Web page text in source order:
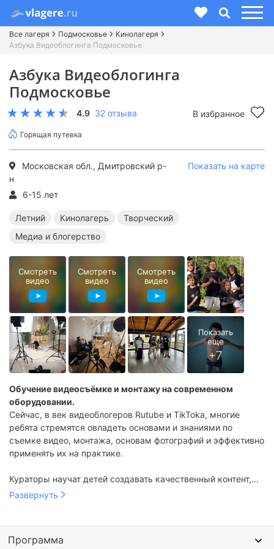
Все лагеря Подмосковье
Кинолагеря
Азбука Видеоблогинга Подмосковье
Азбука Видеоблогинга
Подмосковье
4.9 32 отзыва В избранное
Горящая путевка
Московская обл., Дмитровский р-
н
Показать на карте
6-15 лет
Летний Кинолагерь
Творческий
Медиа и блогерство
Обучение видеосъёмке и монтажу на современном
оборудовании.
Сейчас, в век видеоблогеров Rutube и TikToka, многие
ребята стремятся овладеть основами и знаниями по
съемке видео, монтажа, основам фотографий и эффективно
применять их на практике.
Кураторы научат детей создавать качественный контент,
способный покорить любого зрителя. Они научат ребенка
месяцев.
сценарист,
художник композиции
Развернуть
Смотреть
видео
Смотреть
видео
Смотреть
видео
Программа